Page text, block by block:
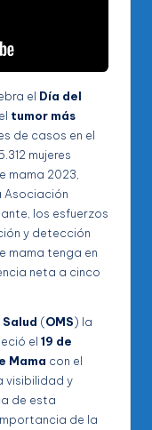
el Día del
tumor más
de casos en el
mujeres
mama 2023,
Asociación
los esfuerzos
y detección
mama tenga en
neta a cinco
(OMS) la
el 19 de
Mama con el
visibilidad y
de esta
de la